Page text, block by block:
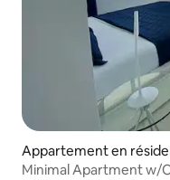
Appartement en
Minimal Apartment w/